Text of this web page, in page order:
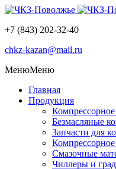
+7 (843) 202-32-40
chkz-kazan@mail.ru
МенюМеню
Главная
Продукция
Безмасляные
Запчасти для
Смазочные
Чиллеры и